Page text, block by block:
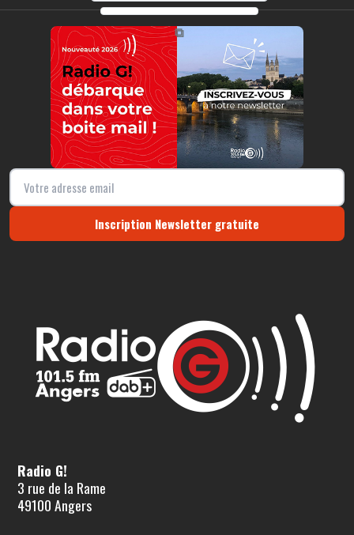
https://radio-g.fr?14875
⧉
Inscription Newsletter gratuite
Radio G!
3 rue de la Rame
49100 Angers